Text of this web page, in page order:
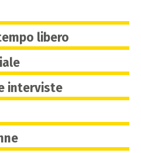
libero
interviste